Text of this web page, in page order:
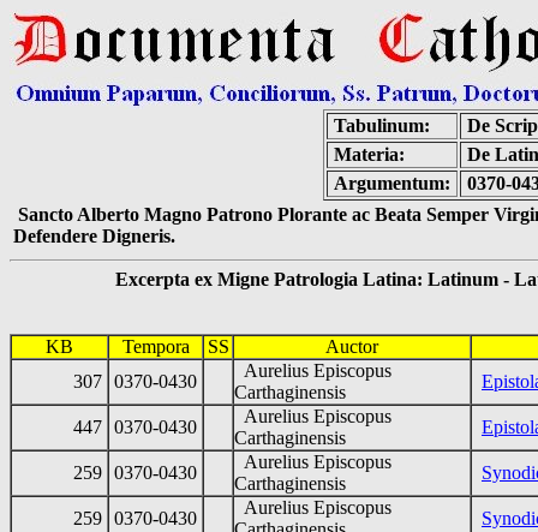
Tabulinum:
De
Materia:
De
Argumentum:
0370-
Sancto Alberto Magno Patrono Plorante ac Beata Semper
Defendere Digneris.
Excerpta ex Migne Patrologia Latina: Latinum -
KB Tempora SS
Auctor
307 0370-0430
Aurelius Episcopus
Carthaginensis
447 0370-0430
Aurelius Episcopus
Carthaginensis
259 0370-0430
Aurelius Episcopus
Carthaginensis
259 0370-0430
Aurelius Episcopus